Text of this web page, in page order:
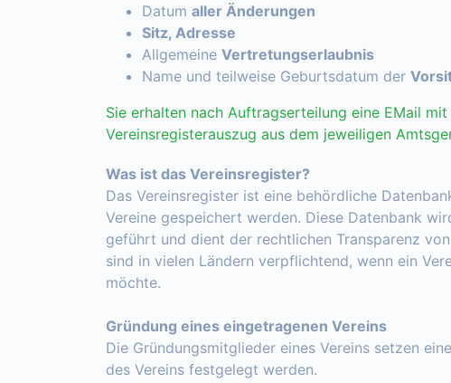
Datum aller Änderungen
Sitz, Adresse
Allgemeine Vertretungserlaubnis
Name und teilweise Geburtsdatum der
Sie erhalten nach Auftragserteilung eine EMail
Vereinsregisterauszug aus dem jeweiligen
Was ist das Vereinsregister?
Das Vereinsregister ist eine behördliche
Vereine gespeichert werden. Diese Datenbank
geführt und dient der rechtlichen Transparenz
sind in vielen Ländern verpflichtend, wenn ein
möchte.
Gründung eines eingetragenen Vereins
Die Gründungsmitglieder eines Vereins setzen eine
des Vereins festgelegt werden.